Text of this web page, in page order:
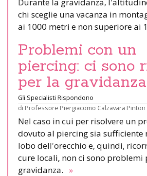
chi sceglie una vacanza in
ai 1000 metri e non superiore ai
Problemi con un
piercing: ci sono
per la
Gli Specialisti Rispondono
di Professore Piergiacomo Calzavara Pinton
Nel caso in cui per risolvere un
dovuto al piercing sia sufficiente
lobo dell'orecchio e, quindi,
cure locali, non ci sono problemi
gravidanza. »